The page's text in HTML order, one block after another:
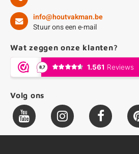
info@houtvakman.be
Stuur ons een e-mail
Wat zeggen onze klanten?
Volg ons